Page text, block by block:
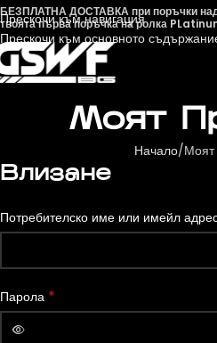
Прескочи към навигация
Прескочи към основното
БЕЗПЛАТНА ДОСТАВКА при поръчки
твоята първа поръчка на ролка
Моят
Начало
Влизане
Потребителско име или имейл
Парола *